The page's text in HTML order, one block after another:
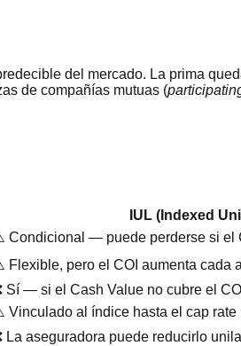
del mercado. La prima
de compañías mutuas (
IUL (Indexed
Condicional — puede perderse si el
Flexible, pero el COI aumenta cada
Sí — si el Cash Value no cubre el
Vinculado al índice hasta el cap rate
La aseguradora puede reducirlo